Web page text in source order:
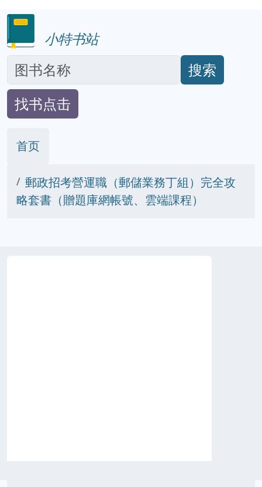
小特书站
搜索
找书点击
首页
郵政招考營運職（郵儲業務丁組）完全攻
略套書（贈題庫網帳號、雲端課程）